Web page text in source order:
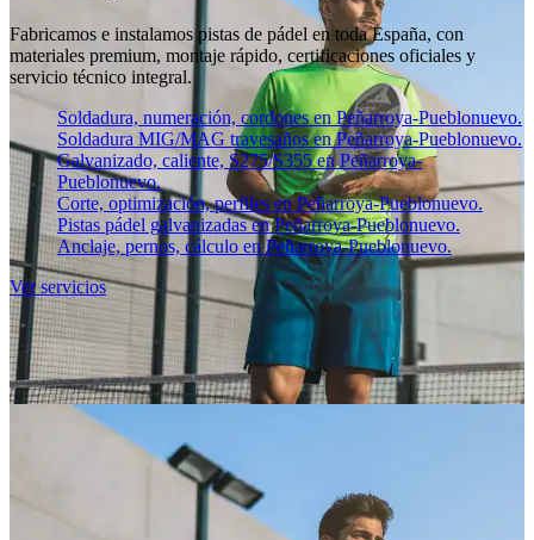
Fabricamos e instalamos pistas de pádel en toda España, con
materiales premium, montaje rápido, certificaciones oficiales y
servicio técnico integral.
Soldadura, numeración, cordones en Peñarroya-Pueblonuevo.
Soldadura MIG/MAG travesaños en Peñarroya-Pueblonuevo.
Galvanizado, caliente, S275/S355 en Peñarroya-
Pueblonuevo.
Corte, optimización, perfiles en Peñarroya-Pueblonuevo.
Pistas pádel galvanizadas en Peñarroya-Pueblonuevo.
Anclaje, pernos, cálculo en Peñarroya-Pueblonuevo.
Ver servicios